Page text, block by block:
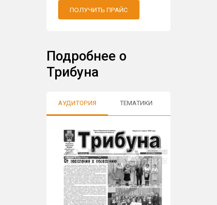
ПОЛУЧИТЬ ПРАЙС
Подробнее о
Трибуна
АУДИТОРИЯ ТЕМАТИКИ